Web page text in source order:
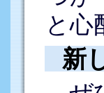
と心
新